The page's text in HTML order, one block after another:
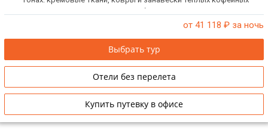
оттенков. Во всех номерах есть балконы, с которых можно
любоваться чарующими видами Южно-Китайского моря.
от 41 118 ₽ за ночь
Выбрать тур
Отели без перелета
Купить путевку в офисе